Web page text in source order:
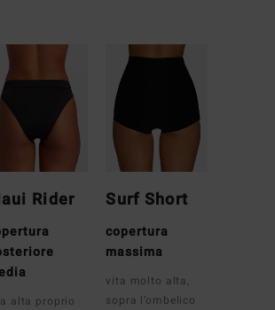
Rider
alta proprio
Surf Short
copertura
massima
vita molto alta,
sopra l’ombelico